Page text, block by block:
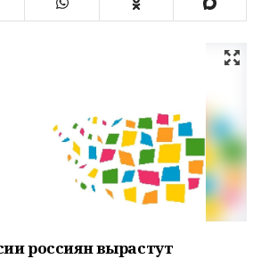
россиян вырастут